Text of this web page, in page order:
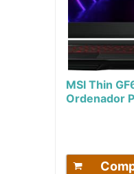
MSI Thin
Ordenador